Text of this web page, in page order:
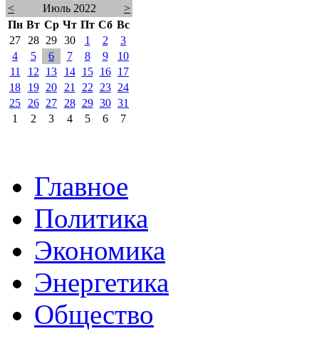
< Июль 2022
>
Пн Вт Ср Чт Пт Сб Вс
27
28 29 30 1 2
3
4
5 6 7 8 9
10
11
12 13 14 15 16
17
18
19 20 21 22 23
24
25
26 27 28 29 30 31
1
2 3 4 5 6 7
Главное
Политика
Экономика
Энергетика
Общество